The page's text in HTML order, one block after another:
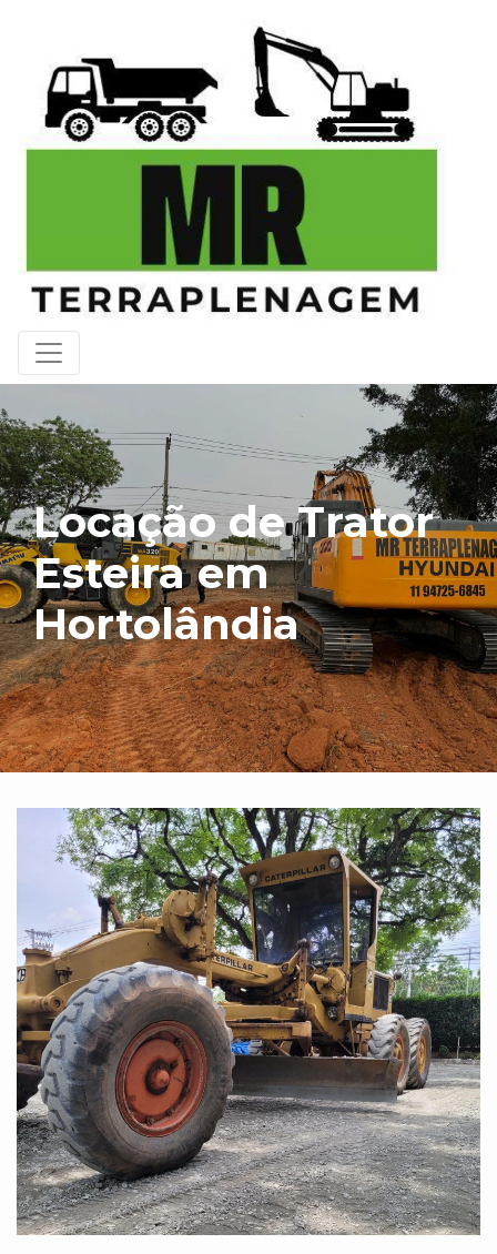
Locação de Trator
Esteira em
Hortolândia